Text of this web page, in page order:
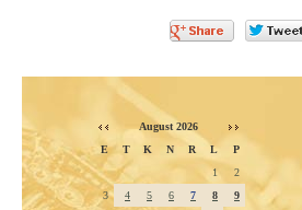
August 2026
E
T K N R L
P
1
2
3
4 5 6 7 8
9